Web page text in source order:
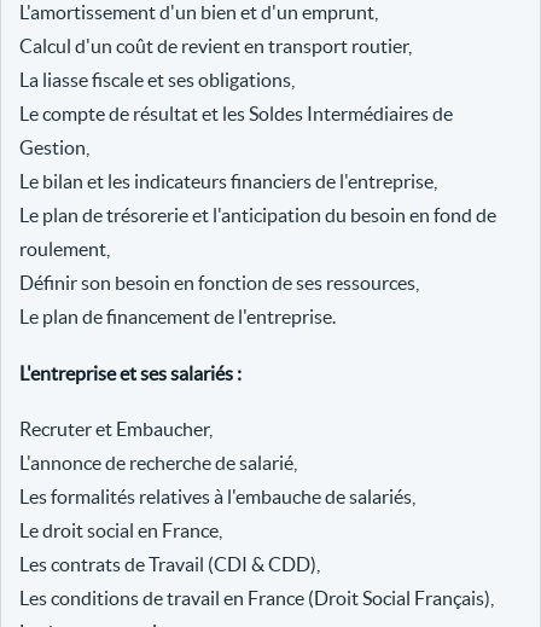
L'amortissement d'un bien et d'un emprunt,
Calcul d'un coût de revient en transport routier,
La liasse fiscale et ses obligations,
Le compte de résultat et les Soldes Intermédiaires de
Gestion,
Le bilan et les indicateurs financiers de l'entreprise,
Le plan de trésorerie et l'anticipation du besoin en fond de
roulement,
Définir son besoin en fonction de ses ressources,
Le plan de financement de l'entreprise.
L'entreprise et ses salariés :
Recruter et Embaucher,
L'annonce de recherche de salarié,
Les formalités relatives à l'embauche de salariés,
Le droit social en France,
Les contrats de Travail (CDI & CDD),
Les conditions de travail en France (Droit Social Français),